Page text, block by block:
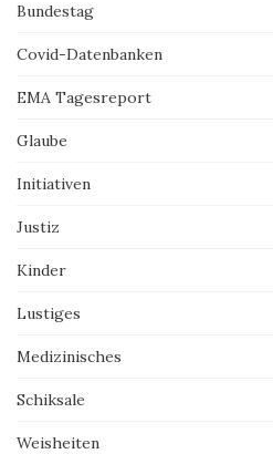
Bundestag
Covid-Datenbanken
EMA Tagesreport
Glaube
Initiativen
Justiz
Kinder
Lustiges
Medizinisches
Schiksale
Weisheiten